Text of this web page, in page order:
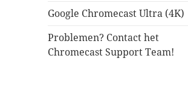
Google Chromecast Ultra (4K)
Problemen? Contact het
Chromecast Support Team!